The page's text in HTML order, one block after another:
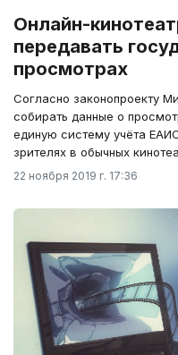
Онлайн-
передавать
просмотрах
Cогласно законопроекту
собирать данные о
единую систему учёта
зрителях в обычных
22 ноября 2019 г. 17:36